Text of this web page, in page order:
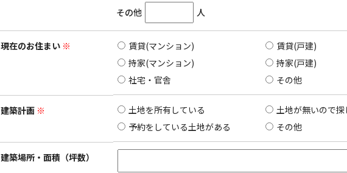
その他
人
現在のお住まい ※ 賃貸(マンション)
賃貸(戸建)
持家(マンション)
持家(戸建)
社宅・官舎
その他
建築計画 ※ 土地を所有している
土地が無いので
予約をしている土地がある
その他
建築場所・面積（坪数）